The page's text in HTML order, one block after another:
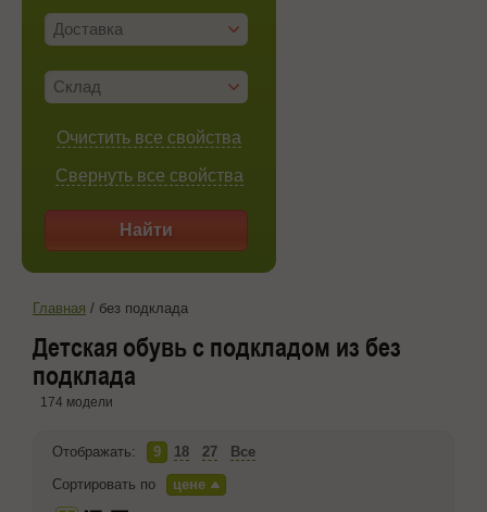
Доставка
Склад
Очистить все свойства
Свернуть все свойства
Найти
Главная / без подклада
Детская обувь с подкладом из без
подклада
174 модели
Отображать: 9 18 27
Все
Сортировать по
цене